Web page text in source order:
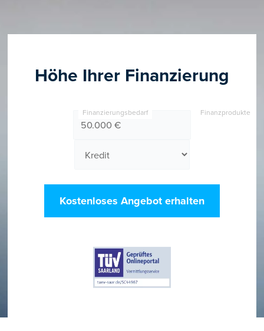
Höhe Ihrer Finanzierung
Finanzierungsbedarf Finanzprodukte
Kostenloses Angebot erhalten